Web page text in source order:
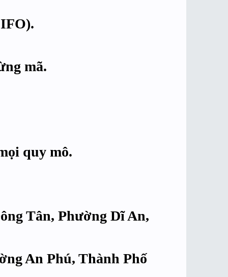
mã.
quy mô.
Tân, Phường Dĩ An,
An Phú, Thành Phố